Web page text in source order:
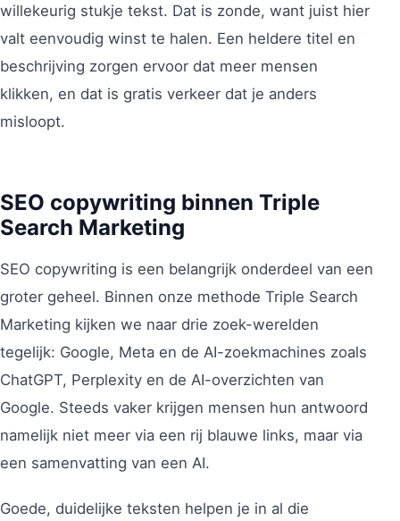
willekeurig stukje tekst. Dat is zonde, want juist hier
valt eenvoudig winst te halen. Een heldere titel en
beschrijving zorgen ervoor dat meer mensen
klikken, en dat is gratis verkeer dat je anders
misloopt.
SEO copywriting binnen Triple
Search Marketing
SEO copywriting is een belangrijk onderdeel van een
groter geheel. Binnen onze methode Triple Search
Marketing kijken we naar drie zoek-werelden
tegelijk: Google, Meta en de AI-zoekmachines zoals
ChatGPT, Perplexity en de AI-overzichten van
Google. Steeds vaker krijgen mensen hun antwoord
namelijk niet meer via een rij blauwe links, maar via
een samenvatting van een AI.
Goede, duidelijke teksten helpen je in al die